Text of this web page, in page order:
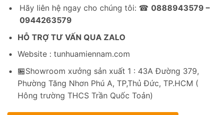
Hãy liên hệ ngay cho chúng tôi: ☎ 0888943579 –
0944263579
HỖ TRỢ TƯ VẤN QUA ZALO
Website : tunhuamiennam.com
🏪Showroom xưởng sản xuất 1 : 43A Đường 379,
Phường Tăng Nhơn Phú A, TP,Thủ Đức, TP.HCM (
Hông trường THCS Trần Quốc Toản)